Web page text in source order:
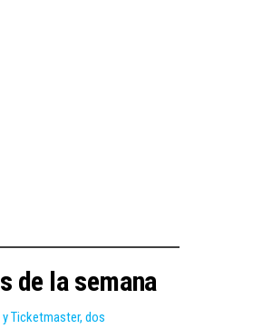
de la semana
Ticketmaster, dos